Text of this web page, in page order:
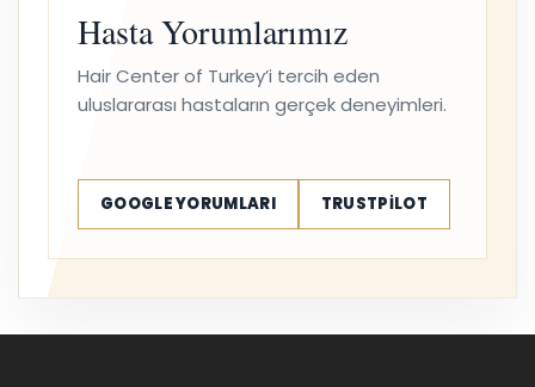
Hasta Yorumlarımız
Hair Center of Turkey’i tercih eden
uluslararası hastaların gerçek deneyimleri.
GOOGLE YORUMLARI TRUSTPILOT